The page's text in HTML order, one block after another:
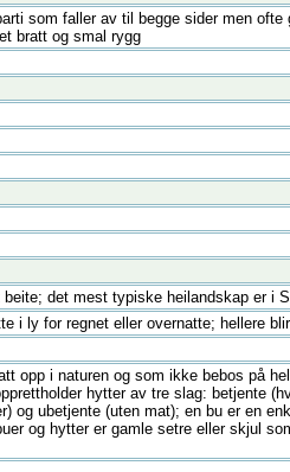
som faller av til begge sider men ofte
bratt og smal rygg
det mest typiske heilandskap er i
i ly for regnet eller overnatte; hellere
opp i naturen og som ikke bebos på
hytter av tre slag: betjente
og ubetjente (uten mat); en bu er en
og hytter er gamle setre eller skjul